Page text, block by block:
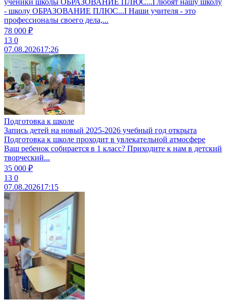
ученики школы ОБРАЗОВАНИЕ ПЛЮС...I любят нашу школу
- школу ОБРАЗОВАНИЕ ПЛЮС...I Наши учителя - это
профессионалы своего дела,...
78 000 ₽
13 0
07.08.202617:26
Подготовка к школе
Запись детей на новый 2025-2026 учебный год открыта
Подготовка к школе проходит в увлекательной атмосфере
Ваш ребенок собирается в 1 класс? Приходите к нам в детский
творческий...
35 000 ₽
13 0
07.08.202617:15